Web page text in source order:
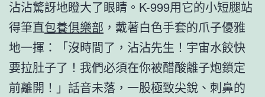
沾沾驚訝地瞪大了眼睛。K-999用它的小短腿站
得筆直包養俱樂部 ，戴著白色手套的爪子優雅
地一揮：「沒時間了，沾沾先生！宇宙水餃快
要拉肚子了！我們必須在你被醋酸離子炮鎖定
前離開！」話音未落，一股極致尖銳、刺鼻的